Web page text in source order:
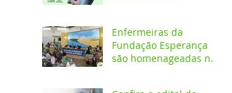
Enfermeiras da
Fundação Esperança
são homenageadas na